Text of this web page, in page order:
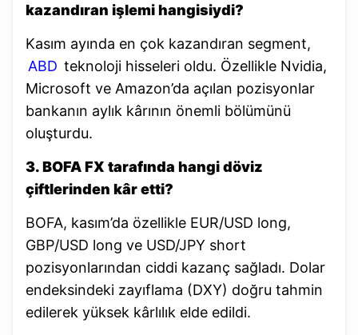
kazandıran işlemi hangisiydi?
Kasım ayında en çok kazandıran segment,
ABD teknoloji hisseleri oldu. Özellikle Nvidia,
Microsoft ve Amazon’da açılan pozisyonlar
bankanın aylık kârının önemli bölümünü
oluşturdu.
3. BOFA FX tarafında hangi döviz
çiftlerinden kâr etti?
BOFA, kasım’da özellikle EUR/USD long,
GBP/USD long ve USD/JPY short
pozisyonlarından ciddi kazanç sağladı. Dolar
endeksindeki zayıflama (DXY) doğru tahmin
edilerek yüksek kârlılık elde edildi.